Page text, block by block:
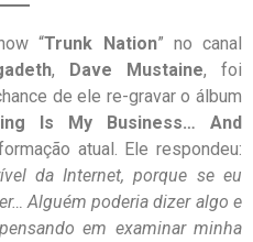
“Trunk Nation” no canal
, Dave Mustaine, foi
de ele re-gravar o álbum
Is My Business… And
atual. Ele respondeu:
da Internet, porque se eu
Alguém poderia dizer algo e
em examinar minha